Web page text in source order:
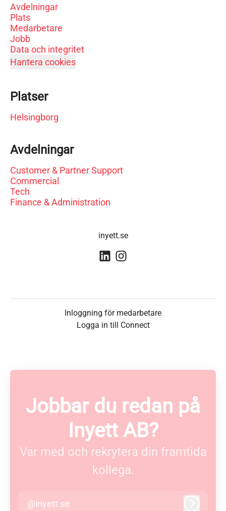
Avdelningar
Plats
Medarbetare
Jobb
Data och integritet
Hantera cookies
Platser
Helsingborg
Avdelningar
Customer & Partner Support
Commercial
Tech
Finance & Administration
inyett.se
Inloggning för medarbetare
Logga in till Connect
Jobbar du redan på
Inyett AB?
Var med och rekrytera din framtida
kollega.
@inyett.se